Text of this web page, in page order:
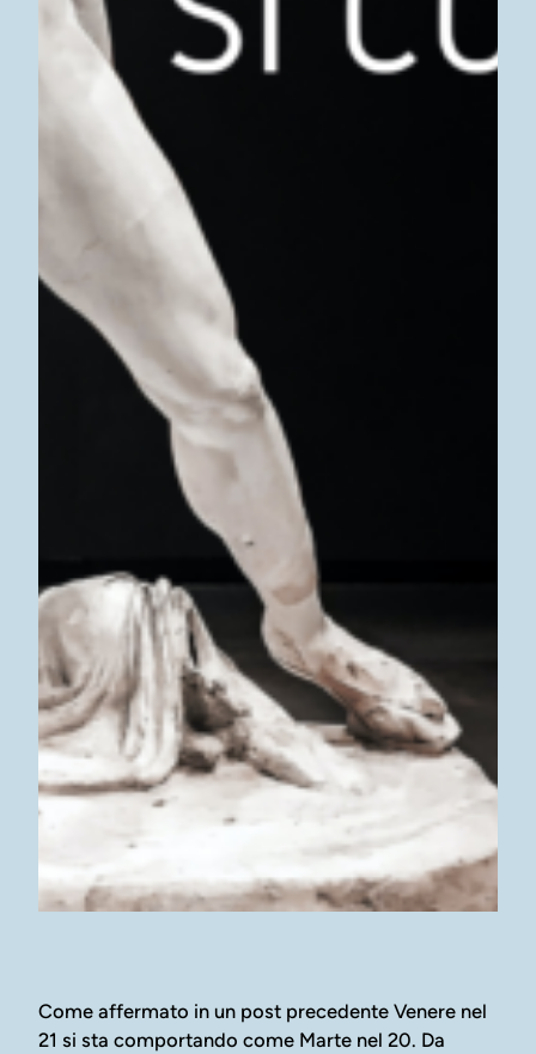
Come affermato in un post precedente Venere nel
21 si sta comportando come Marte nel 20. Da